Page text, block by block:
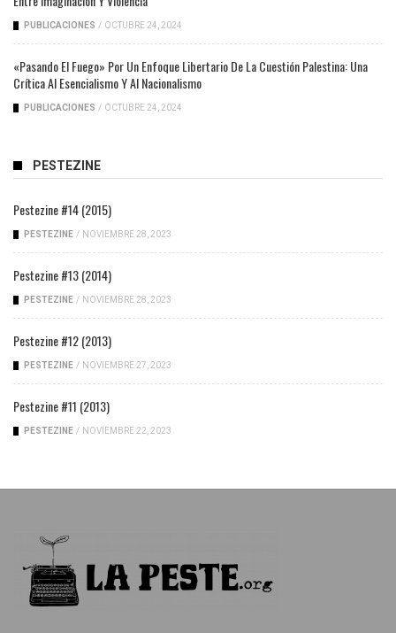
PUBLICACIONES / OCTUBRE 24, 2024
«Pasando El Fuego» Por Un Enfoque Libertario De La Cuestión Palestina: Una
Crítica Al Esencialismo Y Al Nacionalismo
PUBLICACIONES / OCTUBRE 24, 2024
PESTEZINE
Pestezine #14 (2015)
PESTEZINE / NOVIEMBRE 28, 2023
Pestezine #13 (2014)
PESTEZINE / NOVIEMBRE 28, 2023
Pestezine #12 (2013)
PESTEZINE / NOVIEMBRE 27, 2023
Pestezine #11 (2013)
PESTEZINE / NOVIEMBRE 22, 2023